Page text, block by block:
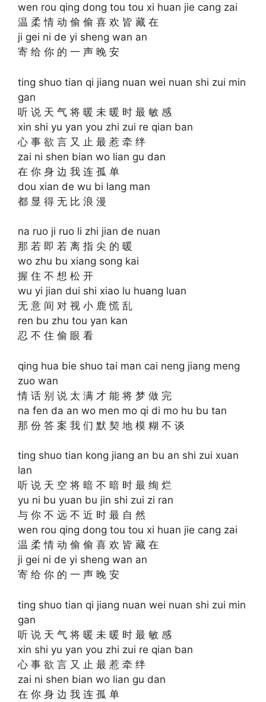
wen rou qing dong tou tou xi huan jie cang zai
温 柔 情 动 偷 偷 喜 欢 皆 藏 在
ji gei ni de yi sheng wan an
寄 给 你 的 一 声 晚 安
ting shuo tian qi jiang nuan wei nuan shi zui min
gan
听 说 天 气 将 暖 未 暖 时 最 敏 感
xin shi yu yan you zhi zui re qian ban
心 事 欲 言 又 止 最 惹 牵 绊
zai ni shen bian wo lian gu dan
在 你 身 边 我 连 孤 单
dou xian de wu bi lang man
都 显 得 无 比 浪 漫
na ruo ji ruo li zhi jian de nuan
那 若 即 若 离 指 尖 的 暖
wo zhu bu xiang song kai
握 住 不 想 松 开
wu yi jian dui shi xiao lu huang luan
无 意 间 对 视 小 鹿 慌 乱
ren bu zhu tou yan kan
忍 不 住 偷 眼 看
qing hua bie shuo tai man cai neng jiang meng
zuo wan
情 话 别 说 太 满 才 能 将 梦 做 完
na fen da an wo men mo qi di mo hu bu tan
那 份 答 案 我 们 默 契 地 模 糊 不 谈
ting shuo tian kong jiang an bu an shi zui xuan
lan
听 说 天 空 将 暗 不 暗 时 最 绚 烂
yu ni bu yuan bu jin shi zui zi ran
与 你 不 远 不 近 时 最 自 然
wen rou qing dong tou tou xi huan jie cang zai
温 柔 情 动 偷 偷 喜 欢 皆 藏 在
ji gei ni de yi sheng wan an
寄 给 你 的 一 声 晚 安
ting shuo tian qi jiang nuan wei nuan shi zui min
gan
听 说 天 气 将 暖 未 暖 时 最 敏 感
xin shi yu yan you zhi zui re qian ban
心 事 欲 言 又 止 最 惹 牵 绊
zai ni shen bian wo lian gu dan
在 你 身 边 我 连 孤 单